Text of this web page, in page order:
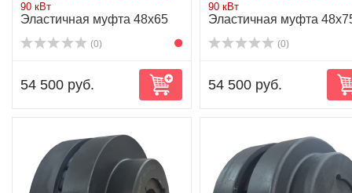
90 кВт
Эластичная муфта 48x65
(0)
54 500 руб.
90 кВт
Эластичная муфта
(0)
54 500 руб.